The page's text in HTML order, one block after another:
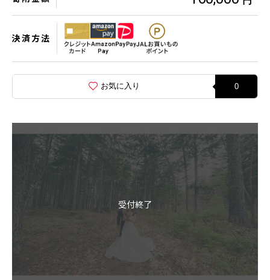
決済方法
お気に入り 0
受付終了